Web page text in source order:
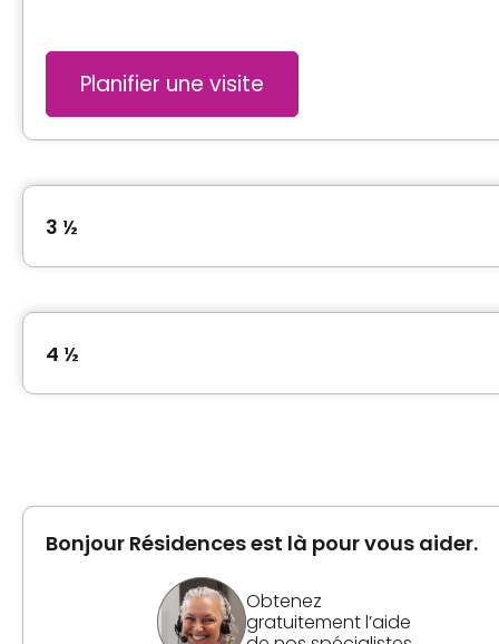
Planifier une visite
3 ½
Superficie
4 ½
936 pieds carrés
Photos de l'unité
Bonjour Résidences est là pour vous aider.
Obtenez
gratuitement l’aide